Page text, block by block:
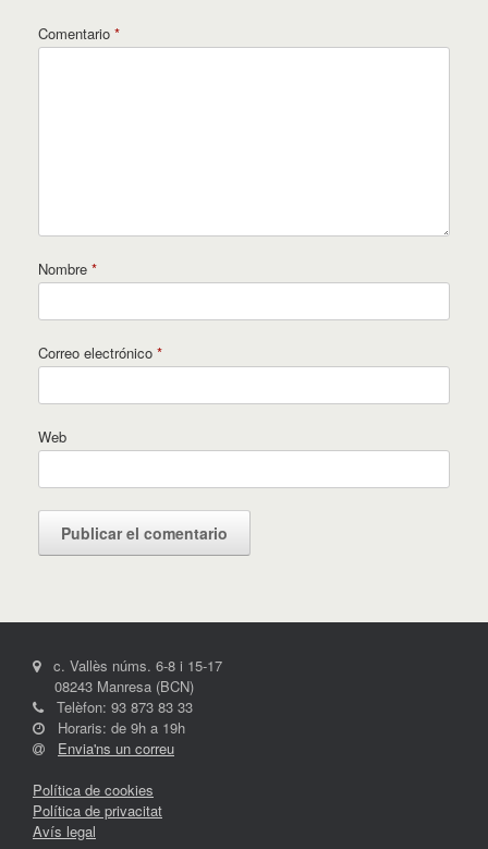
Comentario *
Nombre *
Correo electrónico *
Web
c. Vallès núms. 6-8 i 15-17
08243 Manresa (BCN)
Telèfon: 93 873 83 33
Horaris: de 9h a 19h
Envia'ns un correu
Política de cookies
Política de privacitat
Avís legal